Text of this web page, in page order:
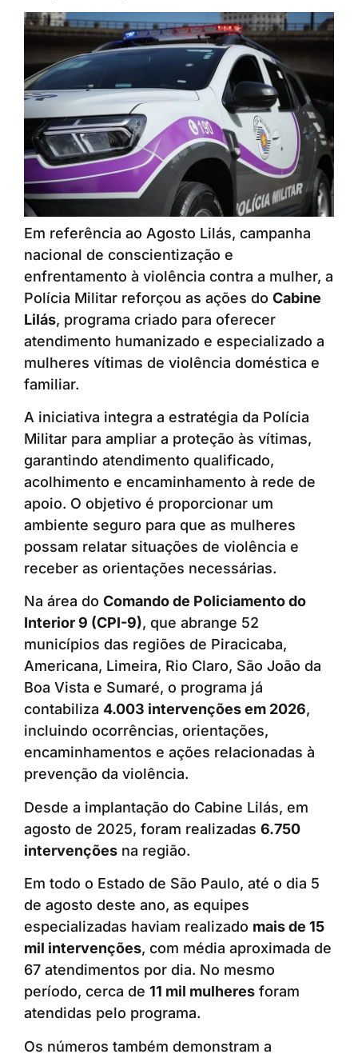
Em referência ao Agosto Lilás, campanha
nacional de conscientização e
enfrentamento à violência contra a mulher, a
Polícia Militar reforçou as ações do Cabine
Lilás, programa criado para oferecer
atendimento humanizado e especializado a
mulheres vítimas de violência doméstica e
familiar.
A iniciativa integra a estratégia da Polícia
Militar para ampliar a proteção às vítimas,
garantindo atendimento qualificado,
acolhimento e encaminhamento à rede de
apoio. O objetivo é proporcionar um
ambiente seguro para que as mulheres
possam relatar situações de violência e
receber as orientações necessárias.
Na área do Comando de Policiamento do
Interior 9 (CPI-9), que abrange 52
municípios das regiões de Piracicaba,
Americana, Limeira, Rio Claro, São João da
Boa Vista e Sumaré, o programa já
contabiliza 4.003 intervenções em 2026,
incluindo ocorrências, orientações,
encaminhamentos e ações relacionadas à
prevenção da violência.
Desde a implantação do Cabine Lilás, em
agosto de 2025, foram realizadas 6.750
intervenções na região.
Em todo o Estado de São Paulo, até o dia 5
de agosto deste ano, as equipes
especializadas haviam realizado mais de 15
mil intervenções, com média aproximada de
67 atendimentos por dia. No mesmo
período, cerca de 11 mil mulheres foram
atendidas pelo programa.
Os números também demonstram a